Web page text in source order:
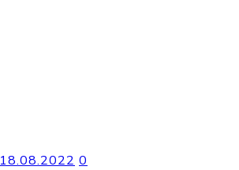
18.08.2022 0